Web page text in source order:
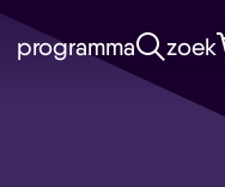
programma zoek